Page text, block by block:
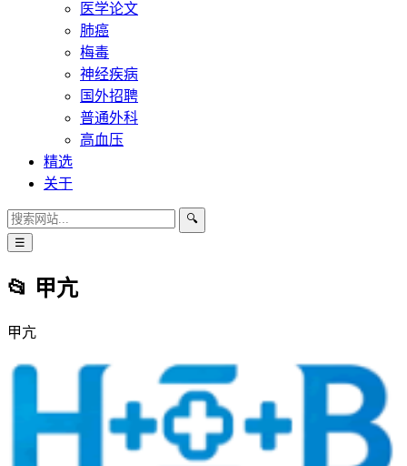
医学论文
肺癌
梅毒
神经疾病
国外招聘
普通外科
高血压
精选
关于
🔍
☰
📂 甲亢
甲亢